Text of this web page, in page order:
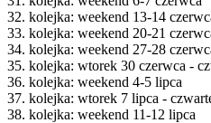
32. kolejka: weekend 13-14
33. kolejka: weekend 20-21
34. kolejka: weekend 27-28
35. kolejka: wtorek 30 czerwca -
36. kolejka: weekend 4-5 lipca
37. kolejka: wtorek 7 lipca -
38. kolejka: weekend 11-12 lipca